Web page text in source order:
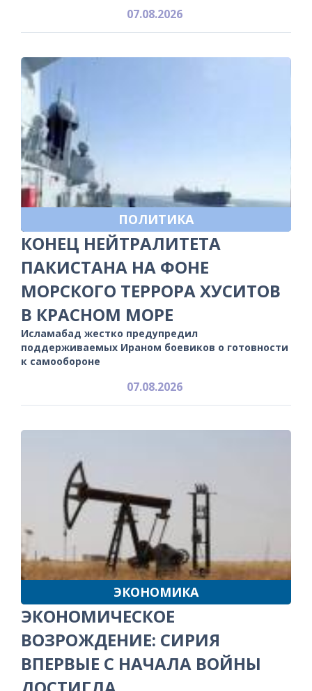
07.08.2026
ПОЛИТИКА
КОНЕЦ НЕЙТРАЛИТЕТА
ПАКИСТАНА НА ФОНЕ
МОРСКОГО ТЕРРОРА ХУСИТОВ
В КРАСНОМ МОРЕ
Исламабад жестко предупредил
поддерживаемых Ираном боевиков о готовности
к самообороне
07.08.2026
ЭКОНОМИКА
ЭКОНОМИЧЕСКОЕ
ВОЗРОЖДЕНИЕ: СИРИЯ
ВПЕРВЫЕ С НАЧАЛА ВОЙНЫ